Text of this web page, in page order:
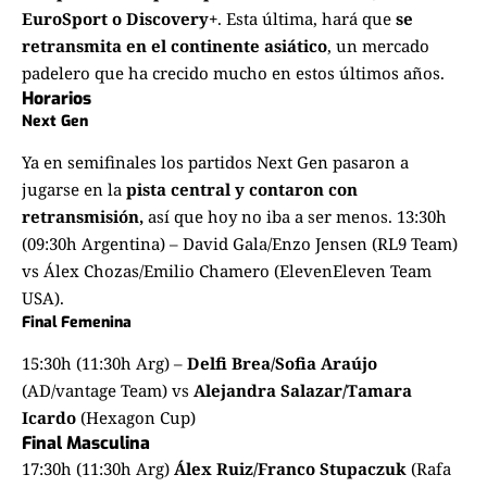
EuroSport o Discovery+. Esta última, hará que se
retransmita en el continente asiático, un mercado
padelero que ha crecido mucho en estos últimos años.
Horarios
Next Gen
Ya en semifinales los partidos Next Gen pasaron a
jugarse en la pista central y contaron con
retransmisión, así que hoy no iba a ser menos. 13:30h
(09:30h Argentina) – David Gala/Enzo Jensen (RL9 Team)
vs Álex Chozas/Emilio Chamero (ElevenEleven Team
USA).
Final Femenina
15:30h (11:30h Arg) – Delfi Brea/Sofia Araújo
(AD/vantage Team) vs Alejandra Salazar/Tamara
Icardo (Hexagon Cup)
Final Masculina
17:30h (11:30h Arg) Álex Ruiz/Franco Stupaczuk (Rafa